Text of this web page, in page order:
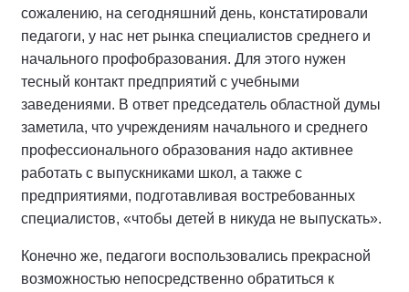
сожалению, на сегодняшний день, констатировали
педагоги, у нас нет рынка специалистов среднего и
начального профобразования. Для этого нужен
тесный контакт предприятий с учебными
заведениями. В ответ председатель областной думы
заметила, что учреждениям начального и среднего
профессионального образования надо активнее
работать с выпускниками школ, а также с
предприятиями, подготавливая востребованных
специалистов, «чтобы детей в никуда не выпускать».
Конечно же, педагоги воспользовались прекрасной
возможностью непосредственно обратиться к